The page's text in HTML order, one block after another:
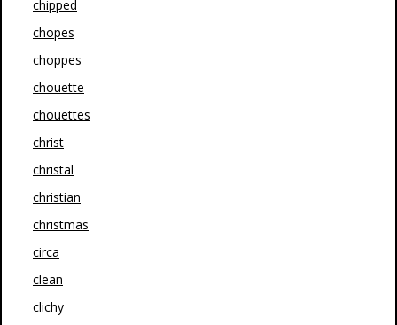
chipped
chopes
choppes
chouette
chouettes
christ
christal
christian
christmas
circa
clean
clichy